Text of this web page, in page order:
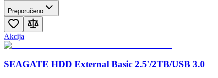
Preporučeno
Akcija
SEAGATE HDD External Basic 2.5'/2TB/USB 3.0